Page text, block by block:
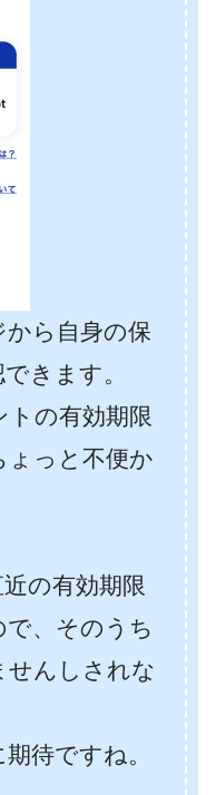
ら自身の保
きます。
の有効期限
ょっと不便か
の有効期限
、そのうち
せんしされな
待ですね。